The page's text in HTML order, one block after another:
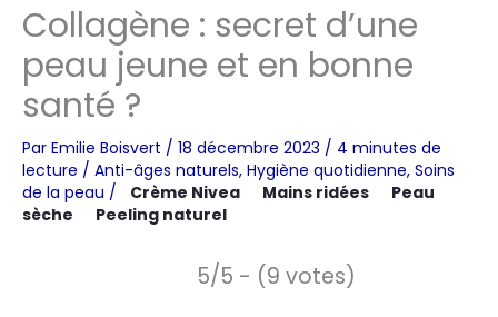
Collagène : secret d’une
peau jeune et en bonne
santé ?
Par Emilie Boisvert / 18 décembre 2023 / 4 minutes de
lecture / Anti-âges naturels, Hygiène quotidienne, Soins
de la peau / Crème Nivea Mains ridées
Peau
sèche
Peeling naturel
5/5 - (9 votes)